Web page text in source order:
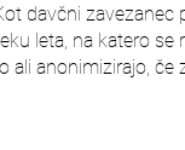
davčni
leta, na katero se
ali anonimizirajo,